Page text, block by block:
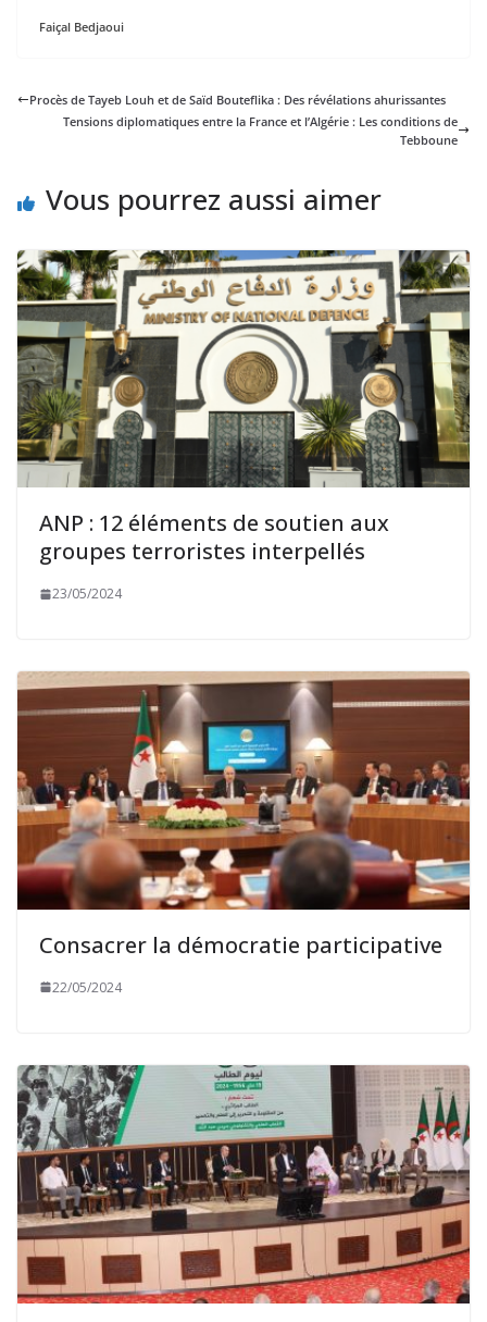
Faiçal Bedjaoui
Procès de Tayeb Louh et de Saïd Bouteflika : Des révélations ahurissantes
Tensions diplomatiques entre la France et l’Algérie : Les conditions de
Tebboune
Vous pourrez aussi aimer
ANP : 12 éléments de soutien aux
groupes terroristes interpellés
23/05/2024
Consacrer la démocratie participative
22/05/2024